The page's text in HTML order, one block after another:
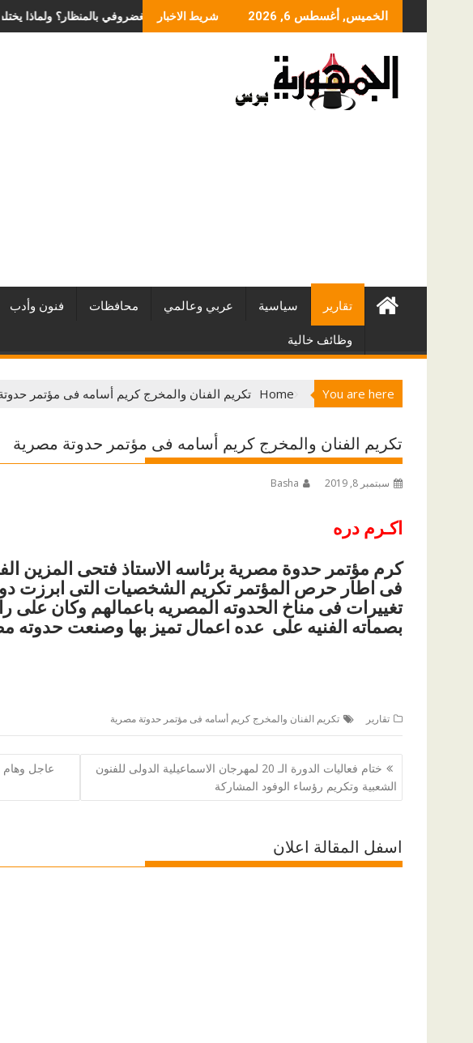
to
الخميس, أغسطس 6, 2026 شريط الاخبار
ما الذي يحدد سعر عملية الانزلاق الغضروفي
تقارير سياسية عربي وعالمي محافظات فنون وأدب
وظائف خالية
You are here
Home تكريم الفنان والمخرج كريم أسامه فى مؤتمر
تكريم الفنان والمخرج كريم أسامه فى مؤتمر حدوتة مصرية
سبتمبر 8, 2019 Basha
اكـرم دره
كرم مؤتمر حدوة مصرية برئاسه الاستاذ فتحى المزين
فى اطار حرص المؤتمر تكريم الشخصيات التى ابرزت
تغييرات فى مناخ الحدوته المصريه باعمالهم وكان
بصماته الفنيه على عده اعمال تميز بها وصنعت حدوته
تقارير تكريم الفنان والمخرج كريم أسامه فى مؤتمر حدوتة مصرية
تصفّح
المقالات
ختام فعاليات الدورة الـ 20 لمهرجان الاسماعيلية الدولى للفنون
الشعبية وتكريم رؤساء الوفود المشاركة
عاجل
اسفل المقالة اعلان